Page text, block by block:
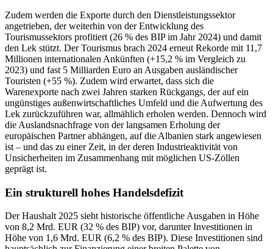
Zudem werden die Exporte durch den Dienstleistungssektor
angetrieben, der weiterhin von der Entwicklung des
Tourismussektors profitiert (26 % des BIP im Jahr 2024) und damit
den Lek stützt. Der Tourismus brach 2024 erneut Rekorde mit 11,7
Millionen internationalen Ankünften (+15,2 % im Vergleich zu
2023) und fast 5 Milliarden Euro an Ausgaben ausländischer
Touristen (+55 %). Zudem wird erwartet, dass sich die
Warenexporte nach zwei Jahren starken Rückgangs, der auf ein
ungünstiges außenwirtschaftliches Umfeld und die Aufwertung des
Lek zurückzuführen war, allmählich erholen werden. Dennoch wird
die Auslandsnachfrage von der langsamen Erholung der
europäischen Partner abhängen, auf die Albanien stark angewiesen
ist – und das zu einer Zeit, in der deren Industrieaktivität von
Unsicherheiten im Zusammenhang mit möglichen US-Zöllen
geprägt ist.
Ein strukturell hohes Handelsdefizit
Der Haushalt 2025 sieht historische öffentliche Ausgaben in Höhe
von 8,2 Mrd. EUR (32 % des BIP) vor, darunter Investitionen in
Höhe von 1,6 Mrd. EUR (6,2 % des BIP). Diese Investitionen sind